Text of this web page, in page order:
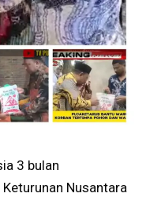
3 bulan
Nusantara